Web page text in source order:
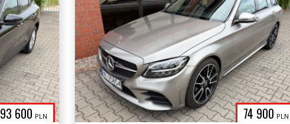
93 600 PLN 74 900 PLN